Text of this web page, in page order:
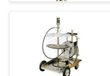
ΕΠΙΚΟΙΝΩΝΉΣΤΕ